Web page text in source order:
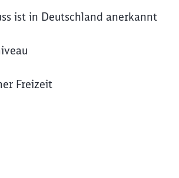
ist in Deutschland anerkannt
Freizeit